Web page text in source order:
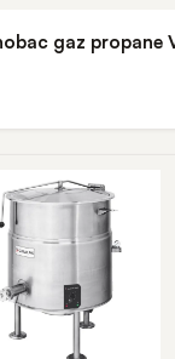
gaz propane